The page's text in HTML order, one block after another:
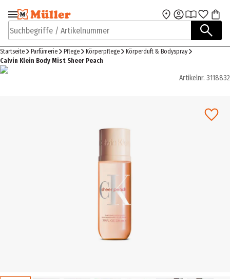
Zur Navigation
springen
Zum Hauptinhalt
Suchbegriffe / Artikelnummer
Startseite Parfümerie Pflege Körperpflege
Körperduft & Bodyspray
Calvin Klein Body Mist Sheer Peach
Artikelnr. 3118832